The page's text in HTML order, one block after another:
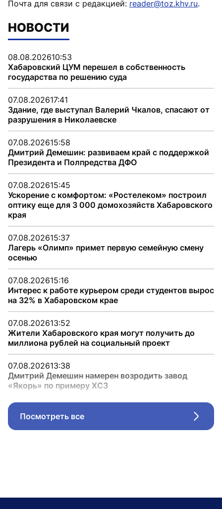
Почта для связи с редакцией: reader@toz.khv.ru.
НОВОСТИ
08.08.202610:53
Хабаровский ЦУМ перешел в собственность
государства по решению суда
07.08.202617:41
Здание, где выступал Валерий Чкалов, спасают от
разрушения в Николаевске
07.08.202615:58
Дмитрий Демешин: развиваем край с поддержкой
Президента и Полпредства ДФО
07.08.202615:45
Ускорение с комфортом: «Ростелеком» построил
оптику еще для 3 000 домохозяйств Хабаровского
края
07.08.202615:37
Лагерь «Олимп» примет первую семейную смену
осенью
07.08.202615:16
Интерес к работе курьером среди студентов вырос
на 32% в Хабаровском крае
07.08.202613:52
Жители Хабаровского края могут получить до
миллиона рублей на социальный проект
07.08.202613:38
Дмитрий Демешин намерен возродить завод
«Якорь» по примеру ХСЗ
Посмотреть все